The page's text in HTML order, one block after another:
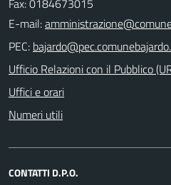
Fax: 0184673015
E-mail:
PEC:
Ufficio Relazioni con il Pubblico
Uffici e orari
Numeri utili
CONTATTI D.P.O.